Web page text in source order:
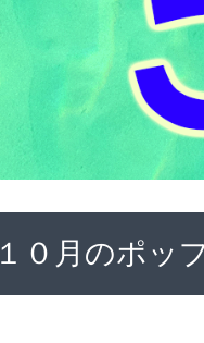
１０月のポッ